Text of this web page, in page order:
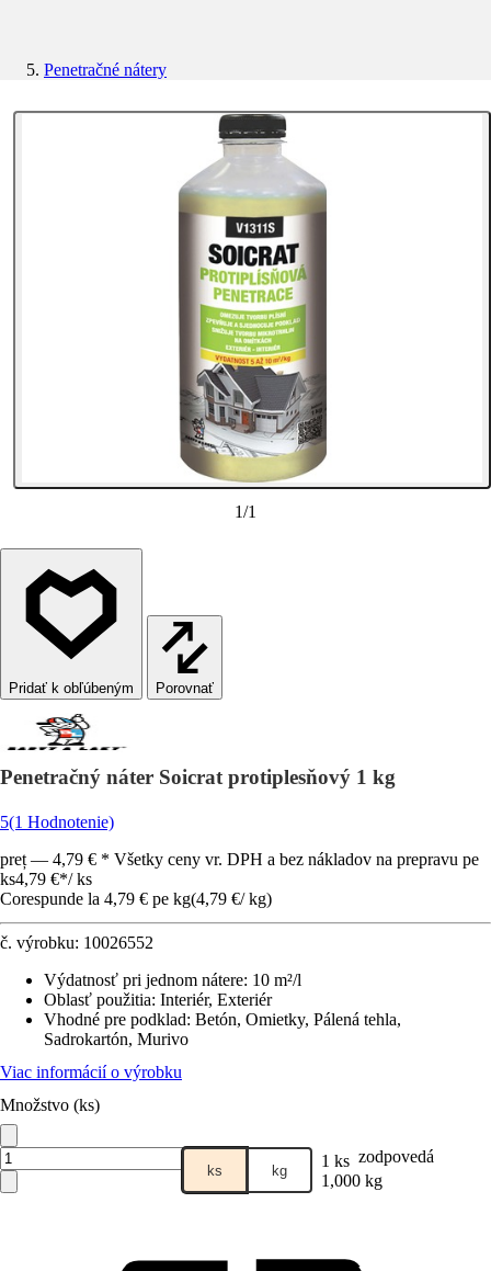
Penetračné nátery
1/1
Porovnať
Penetračný náter Soicrat protiplesňový 1 kg
5(1 Hodnotenie)
preț — 4,79 € * Všetky ceny vr. DPH a bez nákladov na prepravu pe
ks4,79 €*/ ks
Corespunde la 4,79 € pe kg(4,79 €/ kg)
č. výrobku: 10026552
Výdatnosť pri jednom nátere: 10 m²/l
Oblasť použitia: Interiér, Exteriér
Vhodné pre podklad: Betón, Omietky, Pálená tehla,
Sadrokartón, Murivo
Viac informácií o výrobku
Množstvo (ks)
ks kg 1 ks zodpovedá
1,000 kg